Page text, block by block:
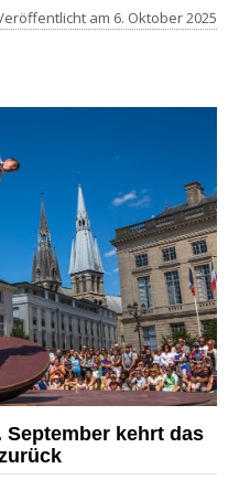
am 6. Oktober 2025
September kehrt das